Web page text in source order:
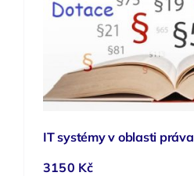
IT systémy v oblasti práva
3150 Kč